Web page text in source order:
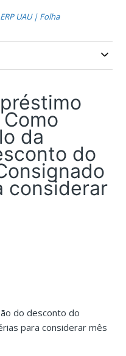
ERP UAU | Folha
da
do
considerar
do desconto do
para considerar mês